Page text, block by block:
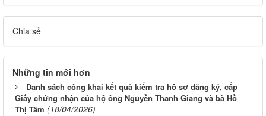
Chia sẻ
Những tin mới hơn
Danh sách công khai kết quả kiểm tra hồ sơ đăng ký, cấp
Giấy chứng nhận của hộ ông Nguyễn Thanh Giang và bà Hồ
Thị Tâm (18/04/2026)